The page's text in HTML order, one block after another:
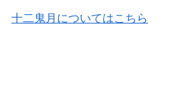
十二鬼月についてはこちら